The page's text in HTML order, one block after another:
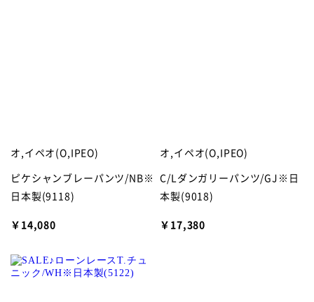
オ,イペオ(O,IPEO)
ピケシャンブレーパンツ/NB※
日本製(9118)
￥14,080
オ,イペオ(O,IPEO)
C/Lダンガリーパンツ/GJ※日
本製(9018)
￥17,380